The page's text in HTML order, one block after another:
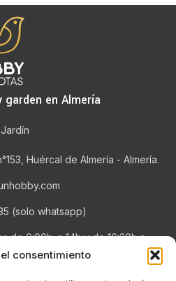
consentimiento
en Almería
Huércal de Almería - Almería.
(solo whatsapp)
de 9:00h. a 14h y de 16:30h a
a 14:00h.